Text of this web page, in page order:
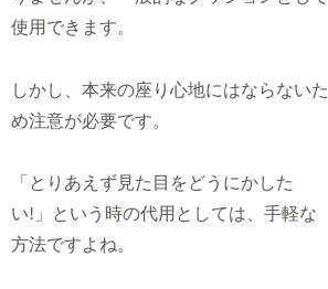
使用できます。
しかし、本来の座り心地にはならないた
め注意が必要です。
「とりあえず見た目をどうにかした
い!」という時の代用としては、手軽な
方法ですよね。